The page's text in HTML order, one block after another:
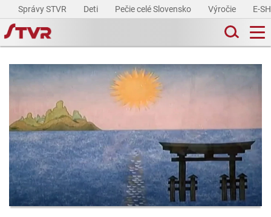
Správy STVR Deti Pečie celé Slovensko Výročie E-